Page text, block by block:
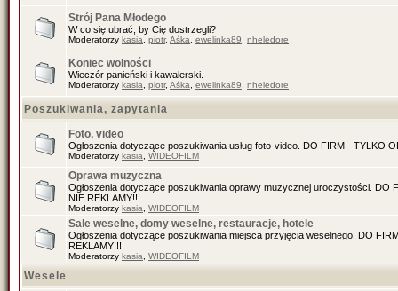
Strój Pana Młodego
W co się ubrać, by Cię dostrzegli?
Moderatorzy kasia piotr, Aśka ewelinka89 nheledore
Koniec wolności
Wieczór panieński i kawalerski.
Moderatorzy kasia piotr, Aśka ewelinka89 nheledore
Poszukiwania, zapytania
Foto, video
Ogłoszenia dotyczące poszukiwania usług foto-video. DO FIRM - TYLKO
Moderatorzy kasia WIDEOFILM
Oprawa muzyczna
Ogłoszenia dotyczące poszukiwania oprawy muzycznej uroczystości. DO
NIE REKLAMY!!!
Moderatorzy kasia WIDEOFILM
Sale weselne, domy weselne, restauracje, hotele
Ogłoszenia dotyczące poszukiwania miejsca przyjęcia weselnego. DO
REKLAMY!!!
Moderatorzy kasia WIDEOFILM
Wesele